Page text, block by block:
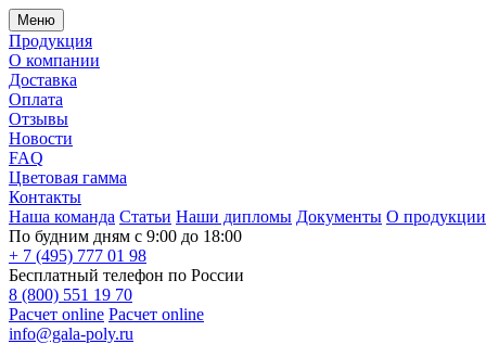
Меню
Продукция
О компании
Доставка
Оплата
Отзывы
Новости
FAQ
Цветовая гамма
Контакты
Наша команда Статьи Наши дипломы Документы О продукции
По будним дням с 9:00 до 18:00
+ 7 (495) 777 01 98
Бесплатный телефон по России
8 (800) 551 19 70
Расчет online Расчет online
info@gala-poly.ru